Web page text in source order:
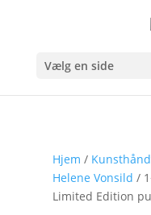
Vælg en side
Hjem /
Helene Vonsild /
Limited Edition